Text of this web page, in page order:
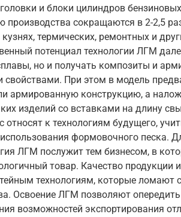
головки и блоки цилиндров
производства сокращаются в 2-2,5
термических, ремонтных и
потенциал технологии ЛГМ
но и получать композиты и
При этом в модель
армированную конструкцию, а
изделий со вставками на длину
относят к технологиям будущего,
формовочного песка.
ЛГМ послужит тем бизнесом, в
товар. Качество
технологиям, которые ломают
Освоение ЛГМ позволяют
возможностей экспортирования